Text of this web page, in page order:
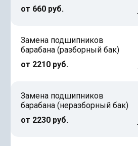
от 660 руб.
Замена подшипников
барабана (разборный бак)
от 2210 руб.
Замена подшипников
барабана (неразборный бак)
от 2230 руб.